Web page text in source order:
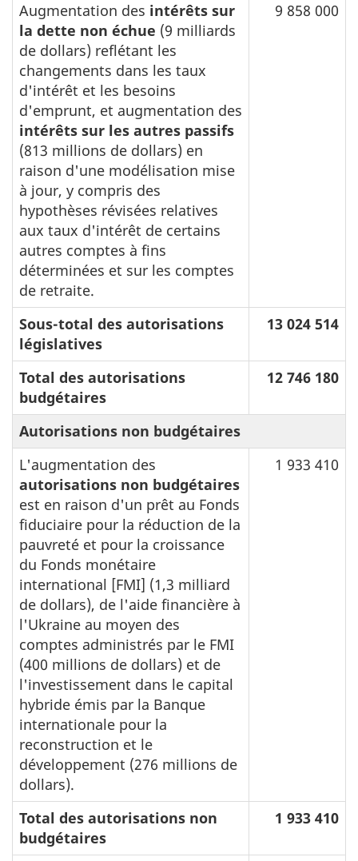
Augmentation des intérêts sur
la dette non échue (9 milliards
de dollars) reflétant les
changements dans les taux
d'intérêt et les besoins
d'emprunt, et augmentation des
intérêts sur les autres passifs
(813 millions de dollars) en
raison d'une modélisation mise
à jour, y compris des
hypothèses révisées relatives
aux taux d'intérêt de certains
autres comptes à fins
déterminées et sur les comptes
de retraite.
9 858 000
Sous-total des autorisations
législatives
13 024 514
Total des autorisations
budgétaires
12 746 180
Autorisations non budgétaires
L'augmentation des
autorisations non budgétaires
est en raison d'un prêt au Fonds
fiduciaire pour la réduction de la
pauvreté et pour la croissance
du Fonds monétaire
international [FMI] (1,3 milliard
de dollars), de l'aide financière à
l'Ukraine au moyen des
comptes administrés par le FMI
(400 millions de dollars) et de
l'investissement dans le capital
hybride émis par la Banque
internationale pour la
reconstruction et le
développement (276 millions de
dollars).
1 933 410
Total des autorisations non
budgétaires
1 933 410